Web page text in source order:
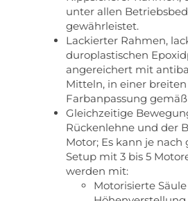
unter allen
gewährleistet.
Lackierter Rahmen,
duroplastischen
angereichert mit
Mitteln, in einer
Farbanpassung
Gleichzeitige
Rückenlehne und der
Motor; Es kann je
Setup mit 3 bis 5
werden mit:
Motorisierte